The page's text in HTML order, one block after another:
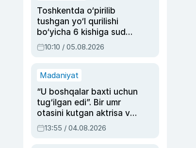
Toshkentda o‘pirilib
tushgan yo‘l qurilishi
bo‘yicha 6 kishiga sud
hukmi o‘qildi
10:10 / 05.08.2026
Madaniyat
“U boshqalar baxti uchun
tug‘ilgan edi”. Bir umr
otasini kutgan aktrisa va
dublyaj ustasi Rimma
Ahmedovaning
13:55 / 04.08.2026